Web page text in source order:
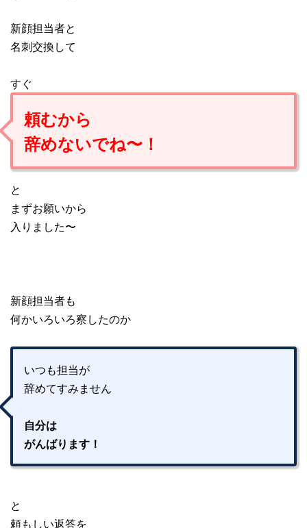
新顔担当者と
名刺交換して
すぐ
頼むから
辞めないでね〜！
と
まずお願いから
入りました〜
新顔担当者も
何かいろいろ察したのか
いつも担当が
辞めてすみません
自分は
がんばります！
と
頼もしい返答を